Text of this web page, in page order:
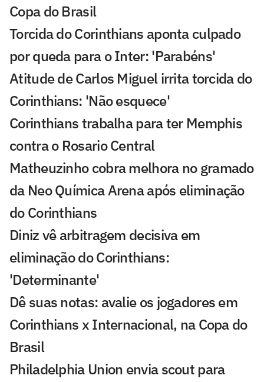
Copa do Brasil
Torcida do Corinthians aponta culpado
por queda para o Inter: 'Parabéns'
Atitude de Carlos Miguel irrita torcida do
Corinthians: 'Não esquece'
Corinthians trabalha para ter Memphis
contra o Rosario Central
Matheuzinho cobra melhora no gramado
da Neo Química Arena após eliminação
do Corinthians
Diniz vê arbitragem decisiva em
eliminação do Corinthians:
'Determinante'
Dê suas notas: avalie os jogadores em
Corinthians x Internacional, na Copa do
Brasil
Philadelphia Union envia scout para